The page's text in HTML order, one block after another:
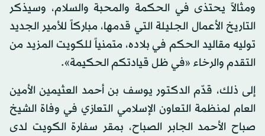
ومثالاً يحتذى في الحكمة والمحبة والسلام، وسيذكر
التاريخ الأعمال الجليلة التي قدمها، مباركاً للأمير الجديد
توليه مقاليد الحكم في بلاده، متمنياً للكويت المزيد من
التقدم والرخاء «في ظل قيادتكم الحكيمة».
إلى ذلك، قدّم الدكتور يوسف بن أحمد العثيمين الأمين
العام لمنظمة التعاون الإسلامي التعازي في وفاة الشيخ
صباح الأحمد الجابر الصباح، بمقر سفارة الكويت لدى